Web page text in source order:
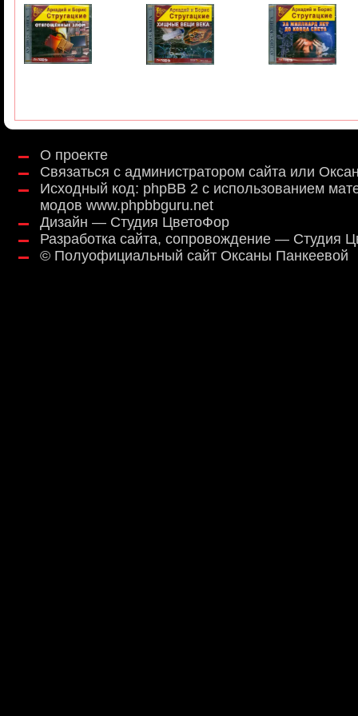
О проекте
Связаться с администратором сайта или
Исходный код: phpBB 2 с использованием
модов www.phpbbguru.net
Дизайн — Студия ЦветоФор
Разработка сайта, сопровождение — Студия
© Полуофициальный сайт Оксаны Панкеевой